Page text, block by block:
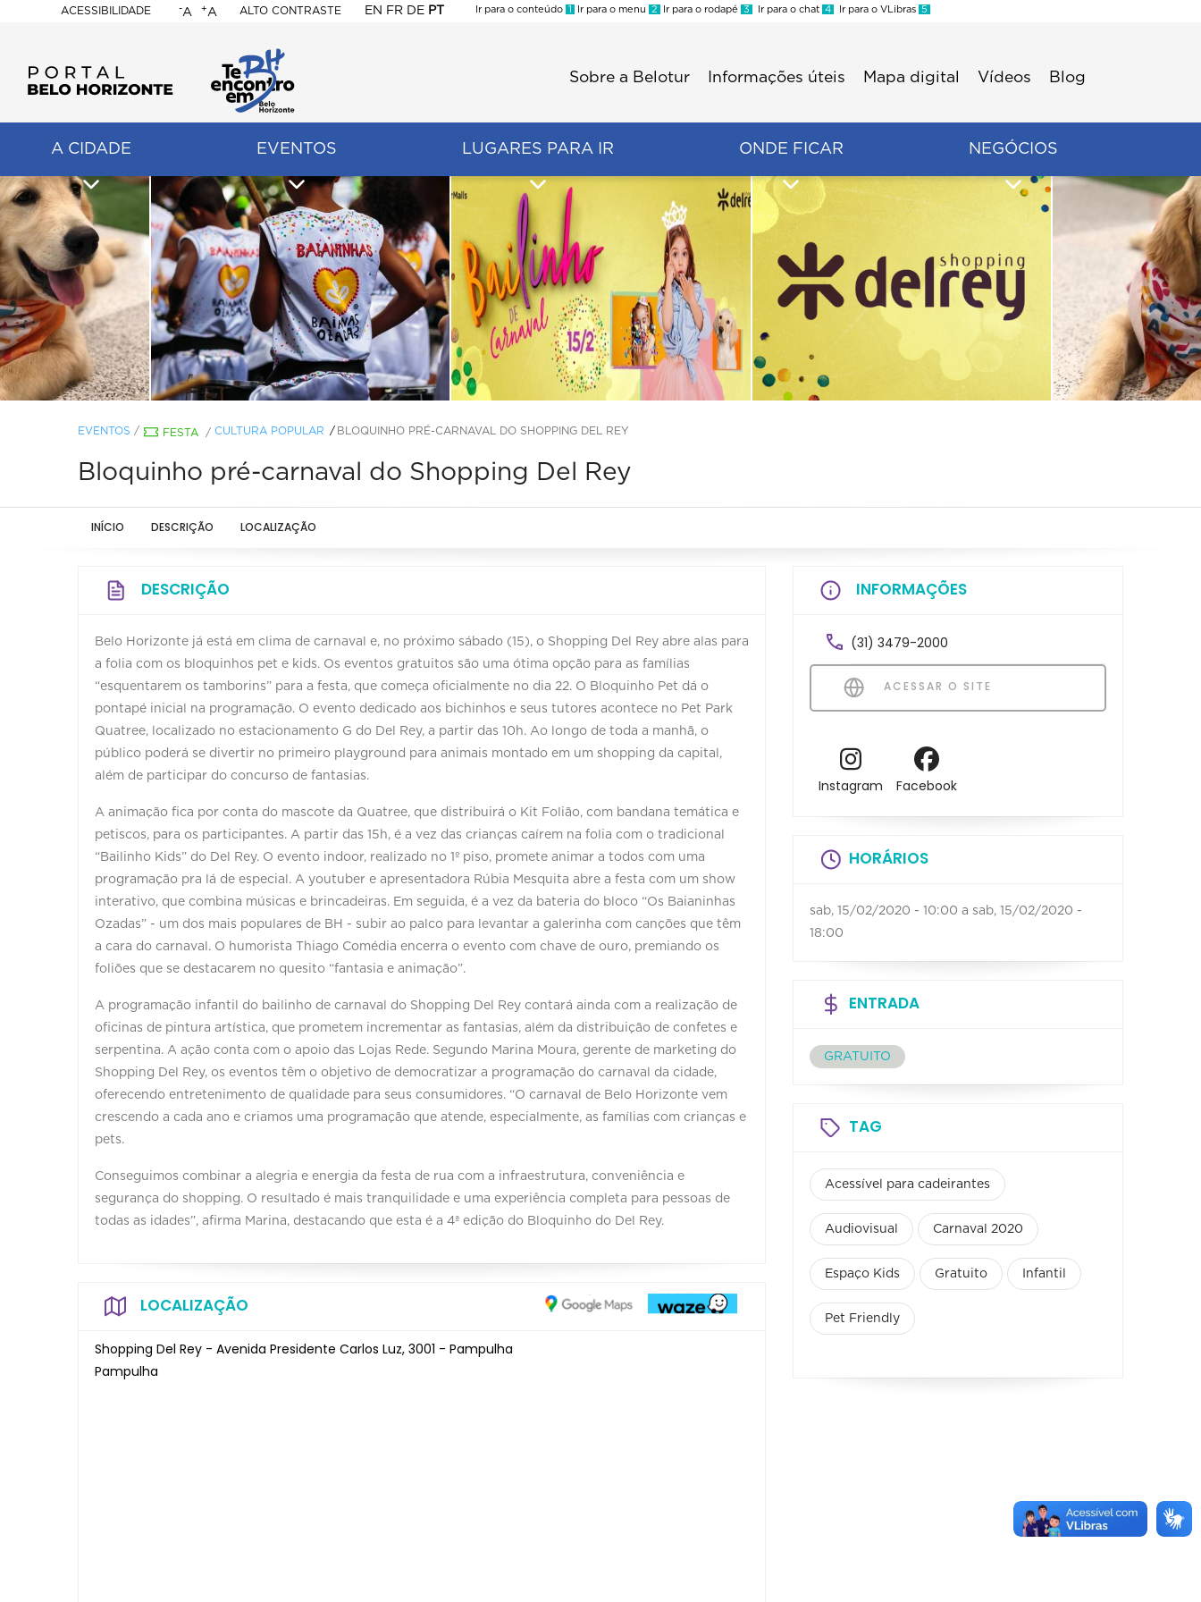
ACESSIBILIDADE
BELO
HORIZONTE
-A +A ALTO CONTRASTE EN FR DE PT
Ir para o conteúdo 1 Ir para o menu 2 Ir para o rodapé 3 Ir para o chat 4 Ir para o VLibras 5
Sobre a Belotur Informações úteis Mapa digital Vídeos Blog
A CIDADE EVENTOS LUGARES PARA IR ONDE FICAR NEGÓCIOS
EVENTOS / FESTA / CULTURA POPULAR BLOQUINHO PRÉ-CARNAVAL DO SHOPPING DEL REY
Bloquinho pré-carnaval do Shopping Del Rey
INÍCIO DESCRIÇÃO LOCALIZAÇÃO
DESCRIÇÃO
Belo Horizonte já está em clima de carnaval e, no próximo sábado (15), o Shopping Del Rey abre alas para
a folia com os bloquinhos pet e kids. Os eventos gratuitos são uma ótima opção para as famílias
“esquentarem os tamborins” para a festa, que começa oficialmente no dia 22. O Bloquinho Pet dá o
pontapé inicial na programação. O evento dedicado aos bichinhos e seus tutores acontece no Pet Park
Quatree, localizado no estacionamento G do Del Rey, a partir das 10h. Ao longo de toda a manhã, o
público poderá se divertir no primeiro playground para animais montado em um shopping da capital,
além de participar do concurso de fantasias.
A animação fica por conta do mascote da Quatree, que distribuirá o Kit Folião, com bandana temática e
petiscos, para os participantes. A partir das 15h, é a vez das crianças caírem na folia com o tradicional
“Bailinho Kids” do Del Rey. O evento indoor, realizado no 1º piso, promete animar a todos com uma
programação pra lá de especial. A youtuber e apresentadora Rúbia Mesquita abre a festa com um show
interativo, que combina músicas e brincadeiras. Em seguida, é a vez da bateria do bloco “Os Baianinhas
Ozadas” - um dos mais populares de BH - subir ao palco para levantar a galerinha com canções que têm
a cara do carnaval. O humorista Thiago Comédia encerra o evento com chave de ouro, premiando os
foliões que se destacarem no quesito “fantasia e animação”.
A programação infantil do bailinho de carnaval do Shopping Del Rey contará ainda com a realização de
oficinas de pintura artística, que prometem incrementar as fantasias, além da distribuição de confetes e
serpentina. A ação conta com o apoio das Lojas Rede. Segundo Marina Moura, gerente de marketing do
Shopping Del Rey, os eventos têm o objetivo de democratizar a programação do carnaval da cidade,
oferecendo entretenimento de qualidade para seus consumidores. “O carnaval de Belo Horizonte vem
crescendo a cada ano e criamos uma programação que atende, especialmente, as famílias com crianças e
pets.
Conseguimos combinar a alegria e energia da festa de rua com a infraestrutura, conveniência e
segurança do shopping. O resultado é mais tranquilidade e uma experiência completa para pessoas de
todas as idades”, afirma Marina, destacando que esta é a 4ª edição do Bloquinho do Del Rey.
LOCALIZAÇÃO
Shopping Del Rey - Avenida Presidente Carlos Luz, 3001 - Pampulha
Pampulha
INFORMAÇÕES
(31) 3479-2000
ACESSAR O SITE
Instagram Facebook
HORÁRIOS
sab, 15/02/2020 - 10:00 a sab, 15/02/2020 -
18:00
ENTRADA
GRATUITO
TAG
Acessível para cadeirantes
Audiovisual Carnaval 2020
Espaço Kids Gratuito Infantil
Pet Friendly